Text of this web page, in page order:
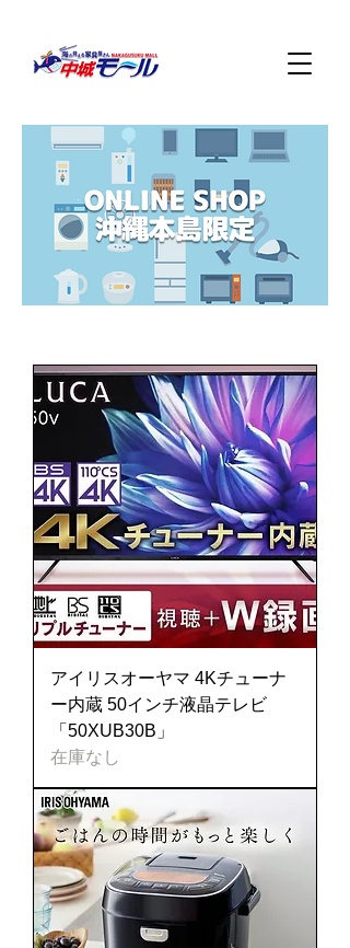
アイリスオーヤマ 4Kチューナ
ー内蔵 50インチ液晶テレビ
「50XUB30B」
在庫なし